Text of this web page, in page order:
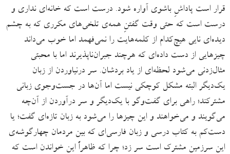
قرار است پاداشِ باشوی آواره شود. درست است که خانه‌ای نداری و
درست است که حتی وقت گفتنِ همه‌ی تلخی‌های مکرری که به چشم
دیده‌ای نایی هیچ‌کدام از کلمه‌هایت را نمی‌فهمد اما خوب می‌داند
چیزهایی از دست داده‌ای که هرچند جبران‌ناپذیرند اما با محبتی
مثال‌زدنی می‌شود لحظه‌ای از یاد بردشان. سر درنیاوردن از زبان
یک‌دیگر البته مشکل کوچکی‌ نیست اما آن‌ها در جست‌وجوی زبانی
مشترکند؛ راهی برای گفت‌وگو با یک‌دیگر و سر درآوردن از آن‌چه
می‌گویند و می‌خواهند و این چیزها را می‌شود به زبان تازه‌ای گفت؛ یا
دست‌کم به کتاب درسی و زبان فارسی‌ای که بین مردمان چهارگوشه‌ی
این سرزمین مشترک است سر زد؛ چرا که ظاهراً این خواندن است که